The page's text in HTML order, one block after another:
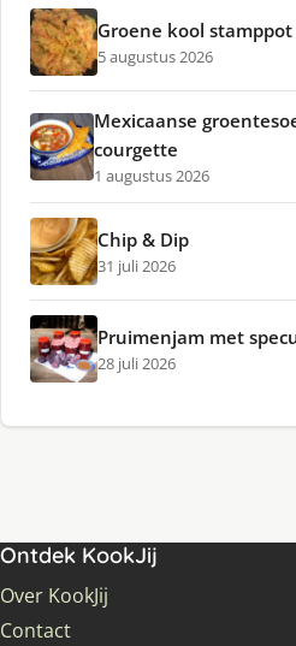
Groene kool stamppot
5 augustus 2026
Mexicaanse
courgette
1 augustus 2026
Chip & Dip
31 juli 2026
Pruimenjam met
28 juli 2026
Ontdek KookJij
Over KookJij
Contact